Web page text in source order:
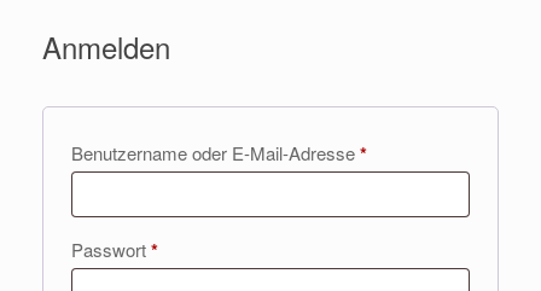
Anmelden
Benutzername oder E-Mail-Adresse*Erforderlich
Passwort*Erforderlich